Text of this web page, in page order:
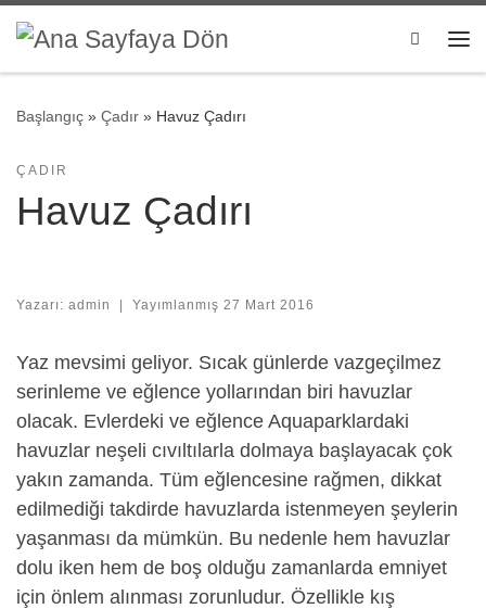
Skip to content
Search
Başlangıç » Çadır » Havuz Çadırı
ÇADIR
Havuz Çadırı
Yazarı: admin | Yayımlanmış 27 Mart 2016
Yaz mevsimi geliyor. Sıcak günlerde vazgeçilmez
serinleme ve eğlence yollarından biri havuzlar
olacak. Evlerdeki ve eğlence Aquaparklardaki
havuzlar neşeli cıvıltılarla dolmaya başlayacak çok
yakın zamanda. Tüm eğlencesine rağmen, dikkat
edilmediği takdirde havuzlarda istenmeyen şeylerin
yaşanması da mümkün. Bu nedenle hem havuzlar
dolu iken hem de boş olduğu zamanlarda emniyet
için önlem alınması zorunludur. Özellikle kış